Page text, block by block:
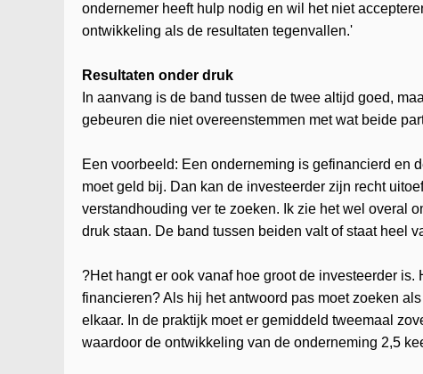
ondernemer heeft hulp nodig en wil het niet
ontwikkeling als de resultaten tegenvallen.'
Resultaten onder druk
In aanvang is de band tussen de twee altijd goed,
gebeuren die niet overeenstemmen met wat beide
Een voorbeeld: Een onderneming is gefinancierd en
moet geld bij. Dan kan de investeerder zijn recht
verstandhouding ver te zoeken. Ik zie het wel overal
druk staan. De band tussen beiden valt of staat heel
?Het hangt er ook vanaf hoe groot de investeerder
financieren? Als hij het antwoord pas moet zoeken
elkaar. In de praktijk moet er gemiddeld tweemaal
waardoor de ontwikkeling van de onderneming 2,5